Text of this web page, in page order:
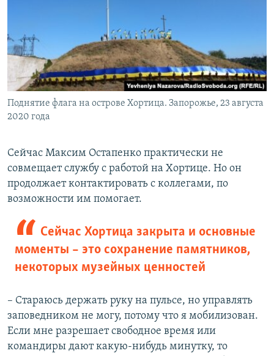
Поднятие флага на острове Хортица. Запорожье, 23 августа
2020 года
Сейчас Максим Остапенко практически не
совмещает службу с работой на Хортице. Но он
продолжает контактировать с коллегами, по
возможности им помогает.
Сейчас Хортица закрыта и основные
моменты – это сохранение памятников,
некоторых музейных ценностей
– Стараюсь держать руку на пульсе, но управлять
заповедником не могу, потому что я мобилизован.
Если мне разрешает свободное время или
командиры дают какую-нибудь минутку, то